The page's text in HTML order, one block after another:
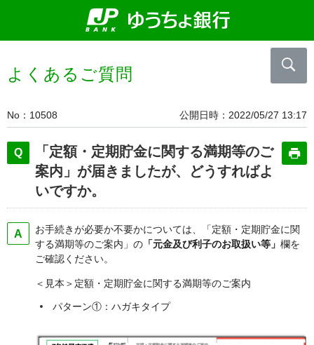
よくあるご質問
No 10508 公開日時 2022/05/27 13:17
「定額・定期貯金に関する満期等のご
案内」が届きましたが、どうすればよ
いですか。
お手続きが必要か不要かについては、「定額・定期貯金に関
する満期等のご案内」の 「元金及び利子のお取扱い等」 欄を
ご確認ください。
＜見本＞定額・定期貯金に関する満期等のご案内
パターン①：ハガキタイプ